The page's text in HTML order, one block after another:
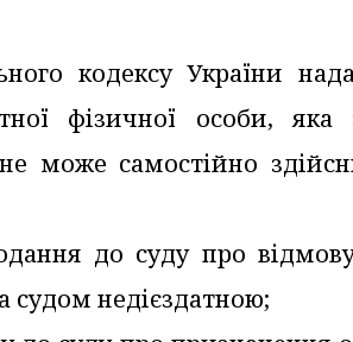
кодексу України
фізичної особи, яка
може самостійно
до суду про
судом недієздатною;